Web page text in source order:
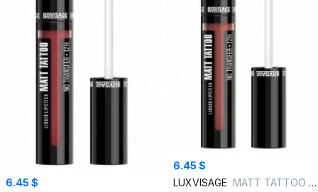
6.45 $
6.45 $
LUXVISAGE MATT TATTOO NO TRANSFER 12H , 127 тон